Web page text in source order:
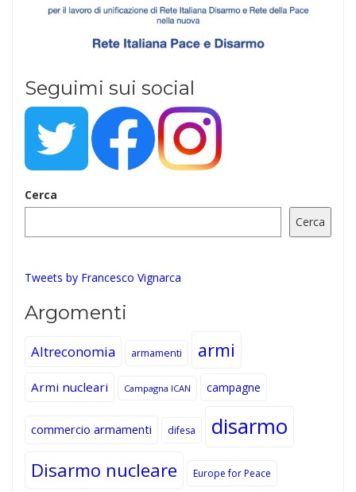
Seguimi sui social
Cerca
Cerca
Tweets by Francesco Vignarca
Argomenti
Altreconomia armamenti armi
Armi nucleari Campagna ICAN campagne
commercio armamenti difesa disarmo
Disarmo nucleare Europe for Peace